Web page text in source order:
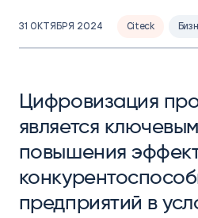
31 ОКТЯБРЯ 2024 Citeck
Цифровизация
является
повышения
предприятий в